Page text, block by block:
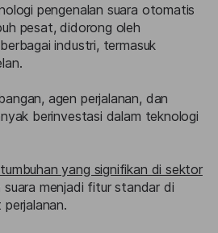
pengenalan suara otomatis
pesat, didorong oleh
industri, termasuk
agen perjalanan, dan
berinvestasi dalam teknologi
yang signifikan di sektor
suara menjadi fitur standar di